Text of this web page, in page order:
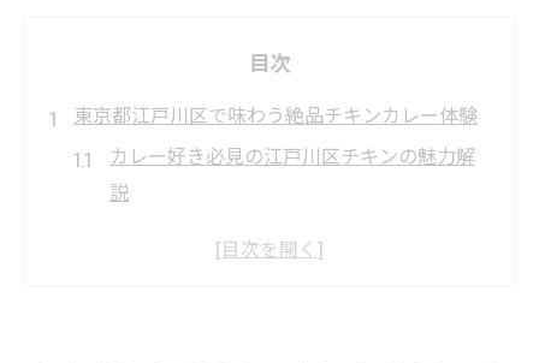
目次
東京都江戸川区で味わう絶品チキンカレー体験
カレー好き必見の江戸川区チキンの魅力解
説